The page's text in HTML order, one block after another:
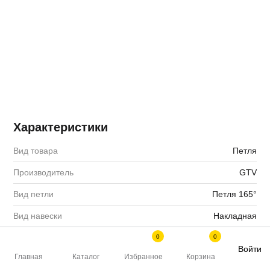
Главная Каталог Избранное
0
Корзина
0
Войти
Характеристики
Вид товара Петля
Производитель GTV
Вид петли Петля 165°
Вид навески Накладная
Тип открывания/закрывания Плавное закрывание